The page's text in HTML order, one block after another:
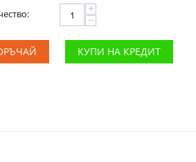
+
−
КУПИ НА КРЕДИТ